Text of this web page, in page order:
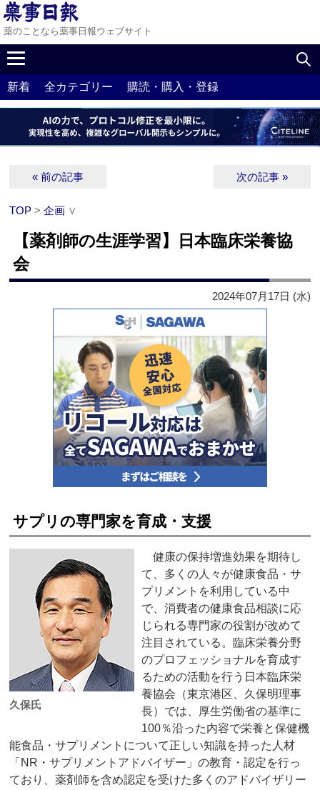
薬のことなら薬事日報ウェブサイト
新着 全カテゴリー 購読・購入・登録
« 前の記事 次の記事 »
TOP >企画 ∨
【薬剤師の生涯学習】日本臨床栄養協
会
2024年07月17日 (水)
サプリの専門家を育成・支援
久保氏
健康の保持増進効果を期待し
て、多くの人々が健康食品・サ
プリメントを利用している中
で、消費者の健康食品相談に応
じられる専門家の役割が改めて
注目されている。臨床栄養分野
のプロフェッショナルを育成す
るための活動を行う日本臨床栄
養協会（東京港区、久保明理事
長）では、厚生労働省の基準に
100％沿った内容で栄養と保健機
能食品・サプリメントについて正しい知識を持った人材
「NR・サプリメントアドバイザー」の教育・認定を行っ
ており、薬剤師を含め認定を受けた多くのアドバイザリー